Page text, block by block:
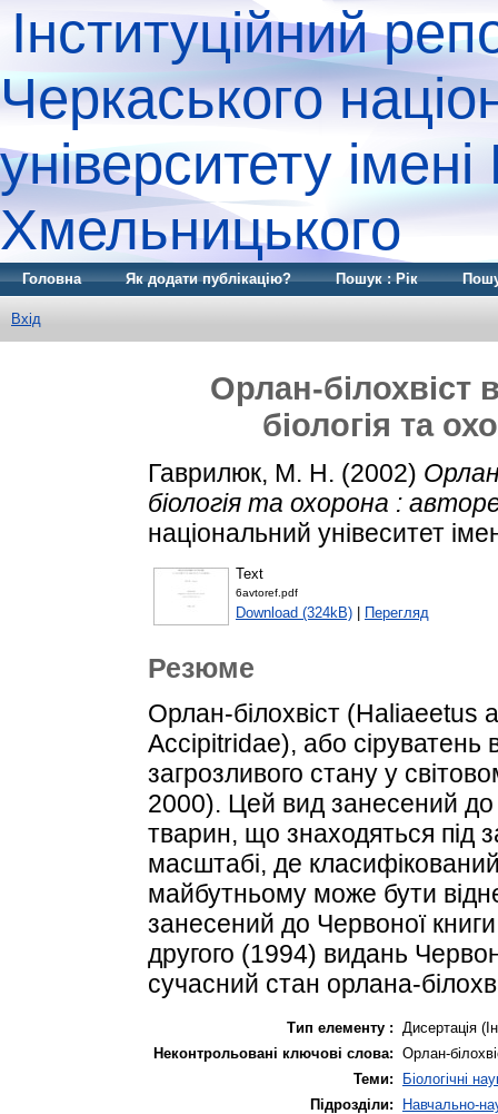
Інституційний
Черкаського
університету
Хмельницького
Головна Як додати публікацію? Пошук : Рік
Вхід
Орлан-білохвіст
біологія та
Гаврилюк, М. Н. (2002)
біологія та охорона :
національний унівеситет
Text
6avtoref.pdf
Download (324kB) Перегляд
Резюме
Орлан-білохвіст
Accipitridae), або сіруватень
загрозливого стану у
2000). Цей вид занесений до
тварин, що знаходяться під
масштабі, де
майбутньому може бути
занесений до Червоної
другого (1994) видань
сучасний стан орлана-
Тип елементу :
Дисертація
Неконтрольовані ключові слова: Орлан-
Теми:
Біологічні
Підрозділи:
Навчально-